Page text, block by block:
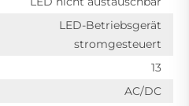
LED-Betriebsgerät
stromgesteuert
13
AC/DC